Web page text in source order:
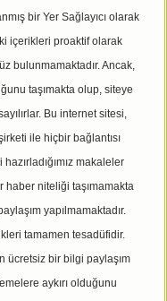
bir Yer Sağlayıcı olarak
içerikleri proaktif olarak
bulunmamaktadır. Ancak,
taşımakta olup, siteye
Bu internet sitesi,
ile hiçbir bağlantısı
makaleler
haber niteliği taşımamakta
yapılmamaktadır.
tamamen tesadüfidir.
ücretsiz bir bilgi paylaşım
aykırı olduğunu